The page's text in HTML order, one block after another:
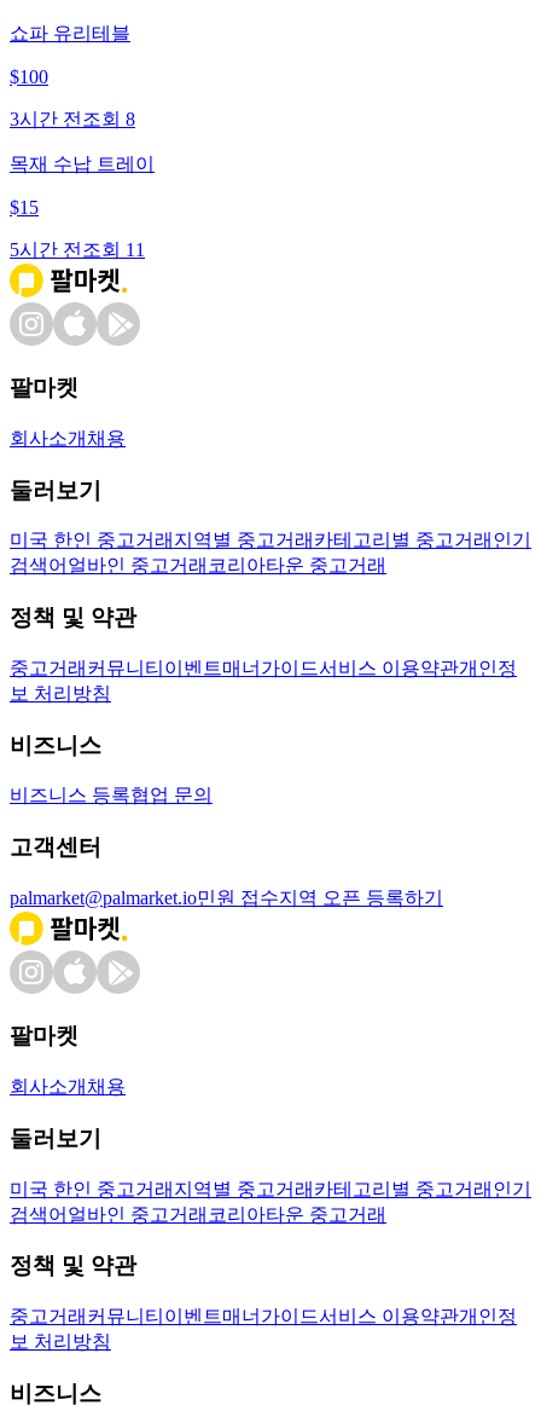
쇼파 유리테블
$100
3시간 전 조회 8
목재 수납 트레이
$15
5시간 전 조회 11
팔마켓
회사소개 채용
둘러보기
미국 한인 중고거래 지역별 중고거래 카테고리별 중고거래 인기
검색어 얼바인 중고거래 코리아타운 중고거래
정책 및 약관
중고거래 커뮤니티 이벤트매너가이드서비스 이용약관개인정
보 처리방침
비즈니스
비즈니스 등록협업 문의
고객센터
palmarket@palmarket.io민원 접수지역 오픈 등록하기
팔마켓
회사소개 채용
둘러보기
미국 한인 중고거래 지역별 중고거래 카테고리별 중고거래 인기
검색어 얼바인 중고거래 코리아타운 중고거래
정책 및 약관
중고거래 커뮤니티 이벤트매너가이드서비스 이용약관개인정
보 처리방침
비즈니스